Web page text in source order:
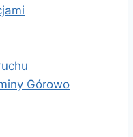
Górowo